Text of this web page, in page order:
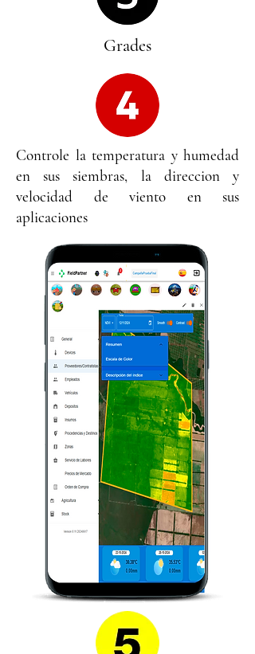
Grades
Controle la temperatura y humedad
en sus siembras, la direccion y
velocidad de viento en sus
aplicaciones